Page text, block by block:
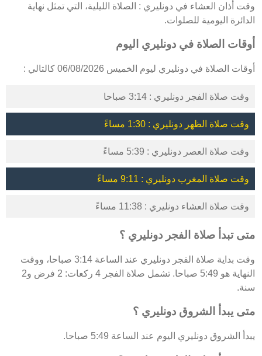
وقت أذان العشاء في دونليري : الصلاة الليلية، التي تمثل نهاية
الدائرة اليومية للصلوات.
أوقات الصلاة في دونليري اليوم
أوقات الصلاة في دونليري ليوم الخميس 06/08/2026 كالتالي :
وقت صلاة الفجر دونليري : 3:14 صباحا
وقت صلاة الظهر دونليري : 1:30 مساءً
وقت صلاة العصر دونليري : 5:39 مساءً
وقت صلاة المغرب دونليري : 9:11 مساءً
وقت صلاة العشاء دونليري : 11:38 مساءً
متى تبدأ صلاة الفجر دونليري ؟
وقت بداية صلاة الفجر دونليري عند الساعة 3:14 صباحا، ووقت
النهاية هو 5:49 صباحا. تشمل صلاة الفجر 4 ركعات: 2 فرض و2
سنة.
متى يبدأ الشروق دونليري ؟
يبدأ الشروق دونليري اليوم عند الساعة 5:49 صباحا.